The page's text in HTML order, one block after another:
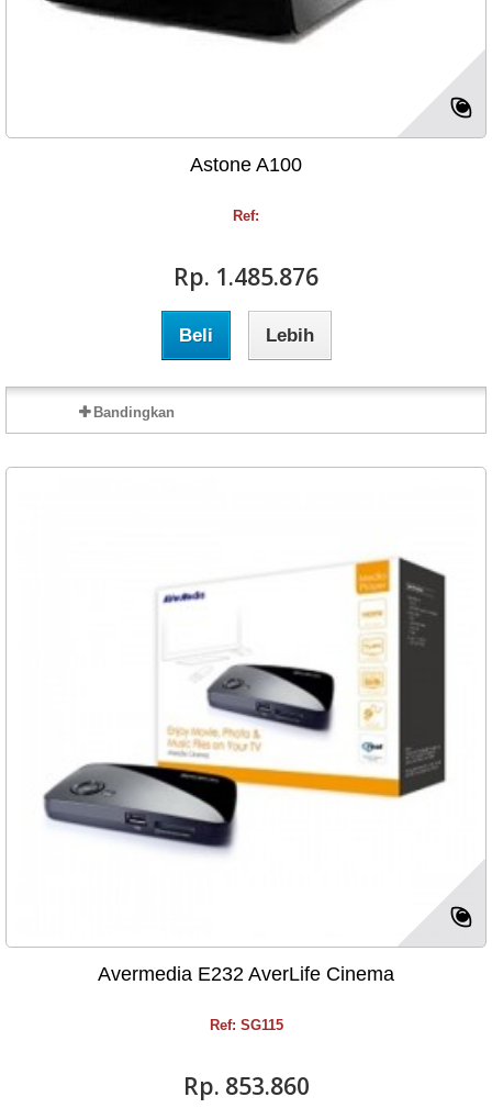
Astone A100
Ref:
Rp‎. 1.485.876
Beli Lebih
Bandingkan
Avermedia E232 AverLife Cinema
Ref: SG115
Rp‎. 853.860